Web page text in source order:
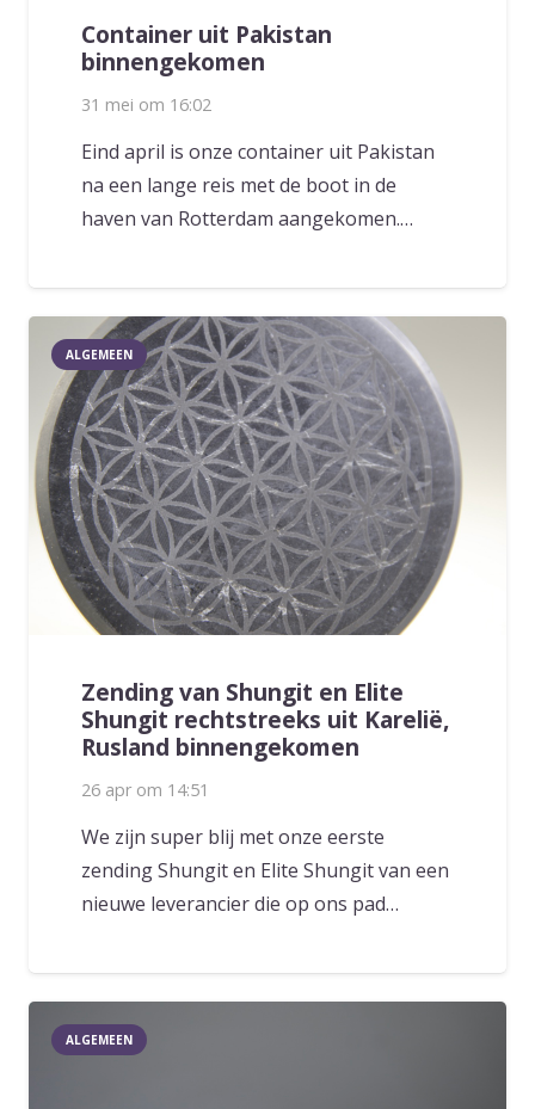
Container uit Pakistan
binnengekomen
31 mei om 16:02
Eind april is onze container uit Pakistan
na een lange reis met de boot in de
haven van Rotterdam aangekomen.…
ALGEMEEN
Zending van Shungit en Elite
Shungit rechtstreeks uit Karelië,
Rusland binnengekomen
26 apr om 14:51
We zijn super blij met onze eerste
zending Shungit en Elite Shungit van een
nieuwe leverancier die op ons pad…
ALGEMEEN